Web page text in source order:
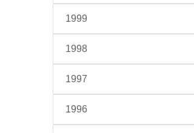
1999
1998
1997
1996